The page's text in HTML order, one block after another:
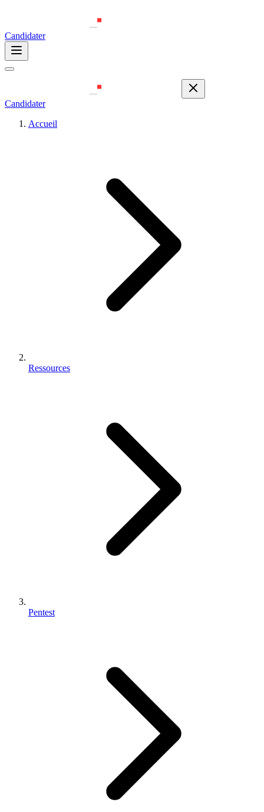
Candidater
Candidater
Accueil
Ressources
Pentest